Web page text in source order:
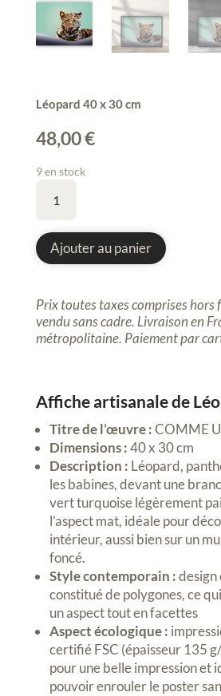
Léopard 40 x 30 cm
48,00€
9 en stock
artistique,
Léopard,
Ajouter au panier
Prix toutes taxes comprises hors
vendu sans cadre. Livraison en
métropolitaine. Paiement par
Affiche artisanale de
Titre de l’œuvre :COMME
Dimensions :40 x 30 cm
Description : Léopard,
les babines, devant une
vert turquoise légèrement
l’aspect mat, idéale pour
intérieur, aussi bien sur un
foncé.
Style contemporain :design
constitué de polygones, ce
un aspect tout en facettes
Aspect écologique :
certifié FSC (épaisseur 135
pour une belle impression et
pouvoir enrouler le poster